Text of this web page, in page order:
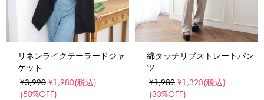
リネンライクテーラードジャ
ケット
¥3,990 ¥1,980(税込)
(50%OFF)
綿タッチリブストレートパン
ツ
¥1,989 ¥1,320(税込)
(33%OFF)